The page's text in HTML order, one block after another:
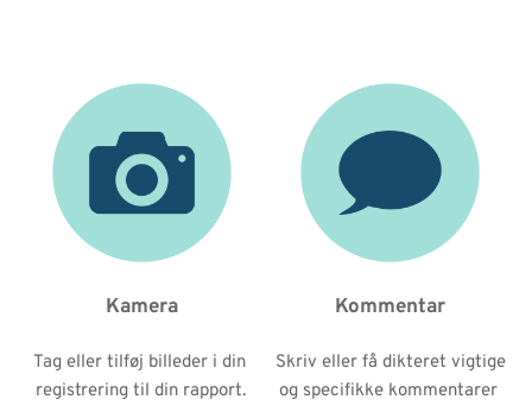
Kamera
Tag eller tilføj billeder i din
registrering til din rapport.
Kommentar
Skriv eller få dikteret vigtige
og specifikke kommentarer